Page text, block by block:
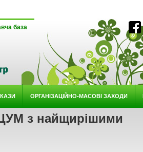
база
ОРГАНІЗАЦІЙНО-МАСОВІ ЗАХОДИ
з найщирішими